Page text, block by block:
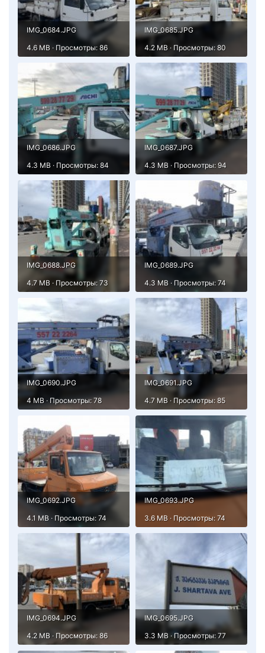
IMG_0684.JPG
4.6 MB · Просмотры: 86
IMG_0685.JPG
4.2 MB · Просмотры: 80
IMG_0686.JPG
4.3 MB · Просмотры: 84
IMG_0687.JPG
4.3 MB · Просмотры: 94
IMG_0688.JPG
4.7 MB · Просмотры: 73
IMG_0689.JPG
4.3 MB · Просмотры: 74
IMG_0690.JPG
4 MB · Просмотры: 78
IMG_0691.JPG
4.7 MB · Просмотры: 85
IMG_0692.JPG
4.1 MB · Просмотры: 74
IMG_0693.JPG
3.6 MB · Просмотры: 74
IMG_0694.JPG
4.2 MB · Просмотры: 86
IMG_0695.JPG
3.3 MB · Просмотры: 77